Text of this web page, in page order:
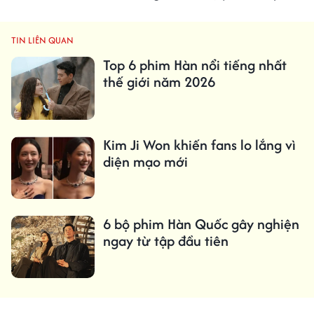
TIN LIÊN QUAN
Top 6 phim Hàn nổi tiếng nhất
thế giới năm 2026
Kim Ji Won khiến fans lo lắng vì
diện mạo mới
6 bộ phim Hàn Quốc gây nghiện
ngay từ tập đầu tiên